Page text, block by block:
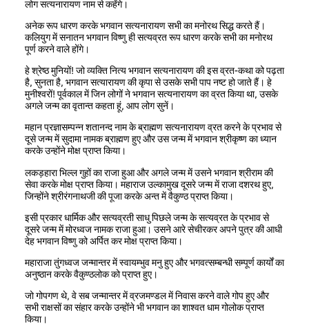
लोग सत्यनारायण नाम से कहेंगे।
अनेक रूप धारण करके भगवान सत्यनारायण सभी का मनोरथ सिद्ध करते हैं।
कलियुग में सनातन भगवान विष्णु ही सत्यव्रत रूप धारण करके सभी का मनोरथ
पूर्ण करने वाले होंगे।
हे श्रेष्ठ मुनियों! जो व्यक्ति नित्य भगवान सत्यनारायण की इस व्रत-कथा को पढ़ता
है, सुनता है, भगवान सत्यारायण की कृपा से उसके सभी पाप नष्ट हो जाते हैं। हे
मुनीश्वरों! पूर्वकाल में जिन लोगों ने भगवान सत्यनारायण का व्रत किया था, उसके
अगले जन्म का वृतान्त कहता हूं, आप लोग सुनें।
महान प्रज्ञासम्पन्न शतानन्द नाम के ब्राह्मण सत्यनारायण व्रत करने के प्रभाव से
दूसे जन्म में सुदामा नामक ब्राह्मण हुए और उस जन्म में भगवान श्रीकृष्ण का ध्यान
करके उन्होंने मोक्ष प्राप्त किया।
लकड़हारा भिल्ल गुहों का राजा हुआ और अगले जन्म में उसने भगवान श्रीराम की
सेवा करके मोक्ष प्राप्त किया। महाराज उल्कामुख दूसरे जन्म में राजा दशरथ हुए,
जिन्होंने श्रीरंगनाथजी की पूजा करके अन्त में वैकुण्ठ प्राप्त किया।
इसी प्रकार धार्मिक और सत्यव्रती साधु पिछले जन्म के सत्यव्रत के प्रभाव से
दूसरे जन्म में मोरध्वज नामक राजा हुआ। उसने आरे सेचीरकर अपने पुत्र की आधी
देह भगवान विष्णु को अर्पित कर मोक्ष प्राप्त किया।
महाराजा तुंगध्वज जन्मान्तर में स्वायम्भुव मनु हुए और भगवत्सम्बन्धी सम्पूर्ण कार्यों का
अनुष्ठान करके वैकुण्ठलोक को प्राप्त हुए।
जो गोपगण थे, वे सब जन्मान्तर में व्रजमण्डल में निवास करने वाले गोप हुए और
सभी राक्षसों का संहार करके उन्होंने भी भगवान का शाश्वत धाम गोलोक प्राप्त
किया।